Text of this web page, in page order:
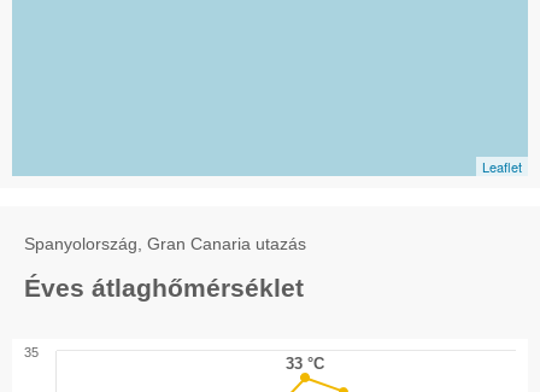
Leaflet
Spanyolország, Gran Canaria utazás
Éves átlaghőmérséklet
33 °C
33 °C
35